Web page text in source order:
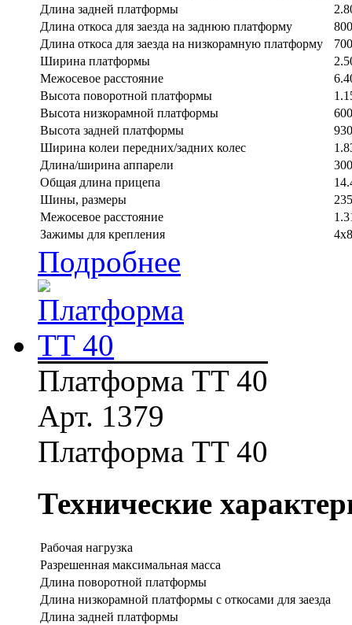
Длина задней платформы
Длина откоса для заезда на заднюю платформу
Длина откоса для заезда на низкорамную платформу
Ширина платформы
Межосевое расстояние
Высота поворотной платформы
Высота низкорамной платформы
Высота задней платформы
Ширина колеи передних/задних колес
Длина/ширина аппарели
Общая длина прицепа
Шины, размеры
Межосевое расстояние
Зажимы для крепления
Подробнее
Платформа TT 40
Арт. 1379
Платформа TT 40
Технические
Рабочая нагрузка
Разрешенная максимальная масса
Длина поворотной платформы
Длина низкорамной платформы с откосами для заезда
Длина задней платформы